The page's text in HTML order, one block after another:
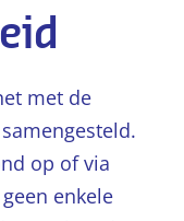
met de
op of via
enkele